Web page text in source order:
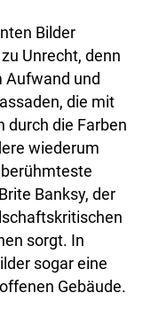
Bilder
Unrecht, denn
Aufwand und
die mit
durch die Farben
wiederum
Banksy, der
sorgt. In
sogar eine
Gebäude.